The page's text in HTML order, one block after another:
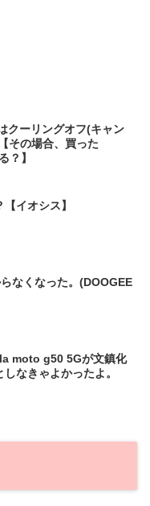
クーリングオフ(キャン
その場合、買った
？】
イオシス】
なくなった。(DOOGEE
moto g50 5Gが文鎮化
なきゃよかったよ。